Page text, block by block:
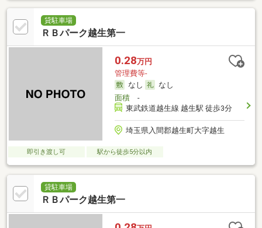
貸駐車場
ＲＢパーク越生第一
0.28万円
管理費等-
なし
なし
面積-
東武鉄道越生線 越生駅 徒歩3分
埼玉県入間郡越生町大字越生
即引き渡し可 駅から徒歩5分以内
貸駐車場
ＲＢパーク越生第一